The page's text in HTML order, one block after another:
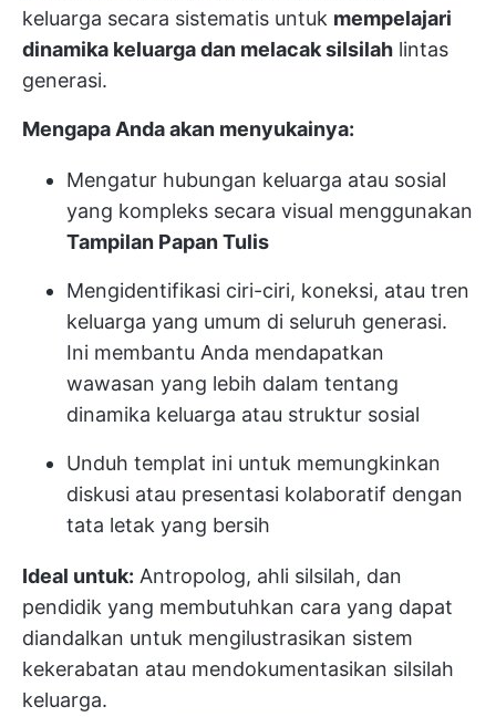
keluarga secara sistematis untuk mempelajari
dinamika keluarga dan melacak silsilah lintas
generasi.
Mengapa Anda akan menyukainya:
Mengatur hubungan keluarga atau sosial
yang kompleks secara visual menggunakan
Tampilan Papan Tulis
Mengidentifikasi ciri-ciri, koneksi, atau tren
keluarga yang umum di seluruh generasi.
Ini membantu Anda mendapatkan
wawasan yang lebih dalam tentang
dinamika keluarga atau struktur sosial
Unduh templat ini untuk memungkinkan
diskusi atau presentasi kolaboratif dengan
tata letak yang bersih
Ideal untuk: Antropolog, ahli silsilah, dan
pendidik yang membutuhkan cara yang dapat
diandalkan untuk mengilustrasikan sistem
kekerabatan atau mendokumentasikan silsilah
keluarga.